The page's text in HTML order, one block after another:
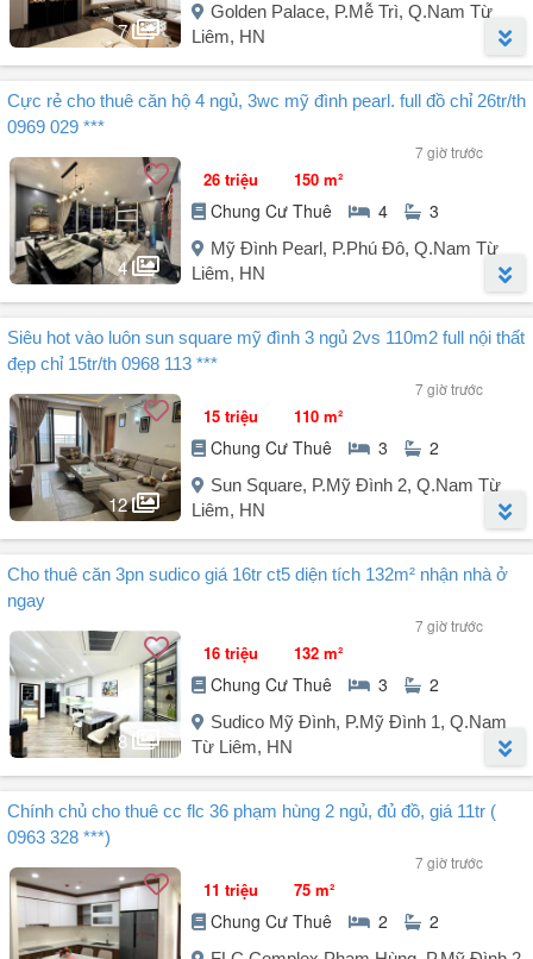
7
Golden Palace, P.Mễ Trì, Q.Nam Từ
Liêm, HN
Người đăng: Hoàng Thị Thu Lan(6 tin đăng)
Cho thuê căn hộ 3PN giá 21tr Dự án Golden Palace Mễ Trì, Nam Từ
Cho thuê căn hộ cao cấp Golden Palace
Diện tích rộng rãi: 118m²
Thiết kế hiện đại: 3 phòng ngủ 2 vệ sinh
Hướng Bắc Nam thoáng mát, đón gió tự nhiên
Nội thất: Full đồ cao cấp chỉ việc xách vali vào ở
Giá thuê: 21 triệu/tháng (có thương lượng thiện chí)
Hợp đồng linh hoạt: 1 năm
Cực rẻ cho thuê căn hộ 4 ngủ, 3wc mỹ đình pearl. full đồ chỉ 26tr/th
0969 029 ***
7 giờ trước
4
26 triệu 150 m²
Chung Cư Thuê 4 3
Mỹ Đình Pearl, P.Phú Đô, Q.Nam Từ
Liêm, HN
Người đăng: Nguyen Tuấn Anh
(8 tin đăng)
Chủ nhà cho thuê gấp căn hộ Mỹ Đình Pearl, 150m², 4 ngủ 3wc full
đầy đủ đồ đẹp, chỉ cần mang vali vào ở. Giá thuê 26tr/tháng. LH
Tuấn Anh .
Siêu hot vào luôn sun square mỹ đình 3 ngủ 2vs 110m2 full nội thất
đẹp chỉ 15tr/th 0968 113 ***
7 giờ trước
12
15 triệu 110 m²
Chung Cư Thuê 3 2
Sun Square, P.Mỹ Đình 2, Q.Nam Từ
Liêm, HN
Người đăng: Đinh Quốc Chiến (44 tin đăng)
Căn hộ chung cư Sun Square tọa lạc tại Đường Lê Đức Thọ,
Phường Mỹ Đình 2, Quận Nam Từ Liêm, Hà Nội, mang đến không
gian sống lý tưởng cho gia đình và những ai yêu thích sự tiện nghi.
Thông tin căn hộ cho thuê như sau:
- Diện tích: 110m².
- Số phòng ngủ: 3 phòng ngủ, 2 tắm, 1 ban công, 1 logia phơi đồ.
+ Nội thất đầy đủ: Như tivi, tủ lạnh, máy giặt, bàn ăn, sofa, giường
Cho thuê căn 3pn sudico giá 16tr ct5 diện tích 132m² nhận nhà ở
ngay
7 giờ trước
8
16 triệu 132 m²
Chung Cư Thuê 3 2
Sudico Mỹ Đình, P.Mỹ Đình 1, Q.Nam
Từ Liêm, HN
Người đăng: Hoàng Thị Thu Lan
(6 tin đăng)
Căn 3PN Sudico CT5 Diện tích lớn 132m², vào ở ngay, giá thuê 16
Cho thuê căn hộ Sudico CT5.
Diện tích: 132m².
Thiết kế: 3 phòng ngủ, 2 vệ sinh.
Chính chủ cho thuê cc flc 36 phạm hùng 2 ngủ, đủ đồ, giá 11tr (
0963 328 ***)
7 giờ trước
11 triệu 75 m²
Chung Cư Thuê 2 2